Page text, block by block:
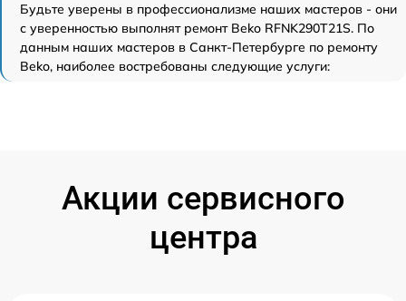
Будьте уверены в профессионализме наших мастеров - они
с уверенностью выполнят ремонт Beko RFNK290T21S. По
данным наших мастеров в Санкт-Петербурге по ремонту
Beko, наиболее востребованы следующие услуги:
Акции сервисного
центра